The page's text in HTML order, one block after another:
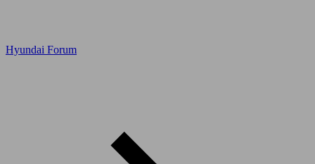
Hyundai Forum